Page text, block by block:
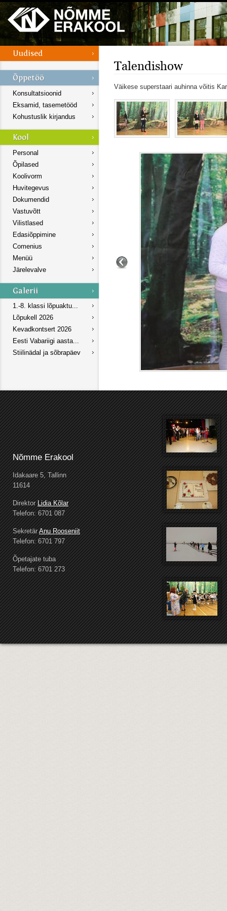
Konsultatsioonid
Eksamid, tasemetööd
Kohustuslik kirjandus
Personal
Õpilased
Koolivorm
Huvitegevus
Dokumendid
Vastuvõtt
Vilistlased
Edasiõppimine
Comenius
Menüü
Järelevalve
1.-8. klassi lõpuaktu...
Lõpukell 2026
Kevadkontsert 2026
Eesti Vabariigi aasta...
Stiilinädal ja sõbrapäev
Talendishow
Väikese superstaari auhinna võitis
Nõmme Erakool
Idakaare 5, Tallinn
11614
DirektorLidia Kõlar
Telefon: 6701 087
SekretärAnu Rooseniit
Telefon: 6701 797
Õpetajate tuba
Telefon: 6701 273